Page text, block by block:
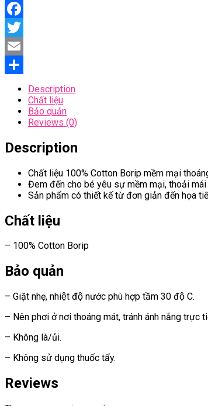
Facebook
Twitter
Email
Description
Chất liệu
Bảo quản
Reviews (0)
Description
Chất liệu 100% Cotton Borip mềm mại
Đem đến cho bé yêu sự mềm mại, thoải
Sản phẩm có thiết kế từ đơn giản đến họa
Chất liệu
– 100% Cotton Borip
Bảo quản
– Giặt nhẹ, nhiệt độ nước phù hợp tầm 30 độ C.
– Nên phơi ở nơi thoáng mát, tránh ánh nắng trực
– Không là/ủi.
– Không sử dụng thuốc tẩy.
Reviews